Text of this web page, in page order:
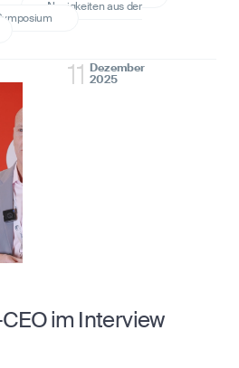
11 Dezember
2025
im Interview